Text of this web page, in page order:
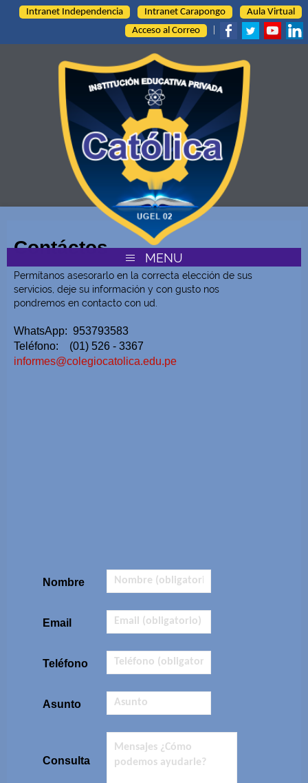
Intranet Independencia Intranet Carapongo
Aula Virtual
Acceso al Correo
MENU
Contáctos
Permítanos asesorarlo en la correcta elección de sus
servicios, deje su información y con gusto nos
pondremos en contacto con ud.
WhatsApp: 953793583
Teléfono: (01) 526 - 3367
informes@colegiocatolica.edu.pe
Nombre
Email
Teléfono
Asunto
Consulta